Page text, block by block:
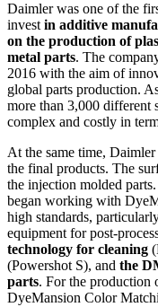
Daimler was one of the
invest in additive
on the production of
metal parts. The
2016 with the aim of
global parts production.
more than 3,000 different
complex and costly in
At the same time,
the final products. The
the injection molded
began working with
high standards,
equipment for post-
technology for cleaning
(Powershot S), and the
parts. For the production
DyeMansion Color